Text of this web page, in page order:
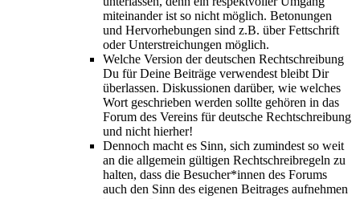
miteinander ist so nicht möglich. Betonungen
und Hervorhebungen sind z.B. über Fettschrift
oder Unterstreichungen möglich.
Welche Version der deutschen Rechtschreibung
Du für Deine Beiträge verwendest bleibt Dir
überlassen. Diskussionen darüber, wie welches
Wort geschrieben werden sollte gehören in das
Forum des Vereins für deutsche Rechtschreibung
und nicht hierher!
Dennoch macht es Sinn, sich zumindest so weit
an die allgemein gültigen Rechtschreibregeln zu
halten, dass die Besucher*innen des Forums
auch den Sinn des eigenen Beitrages aufnehmen